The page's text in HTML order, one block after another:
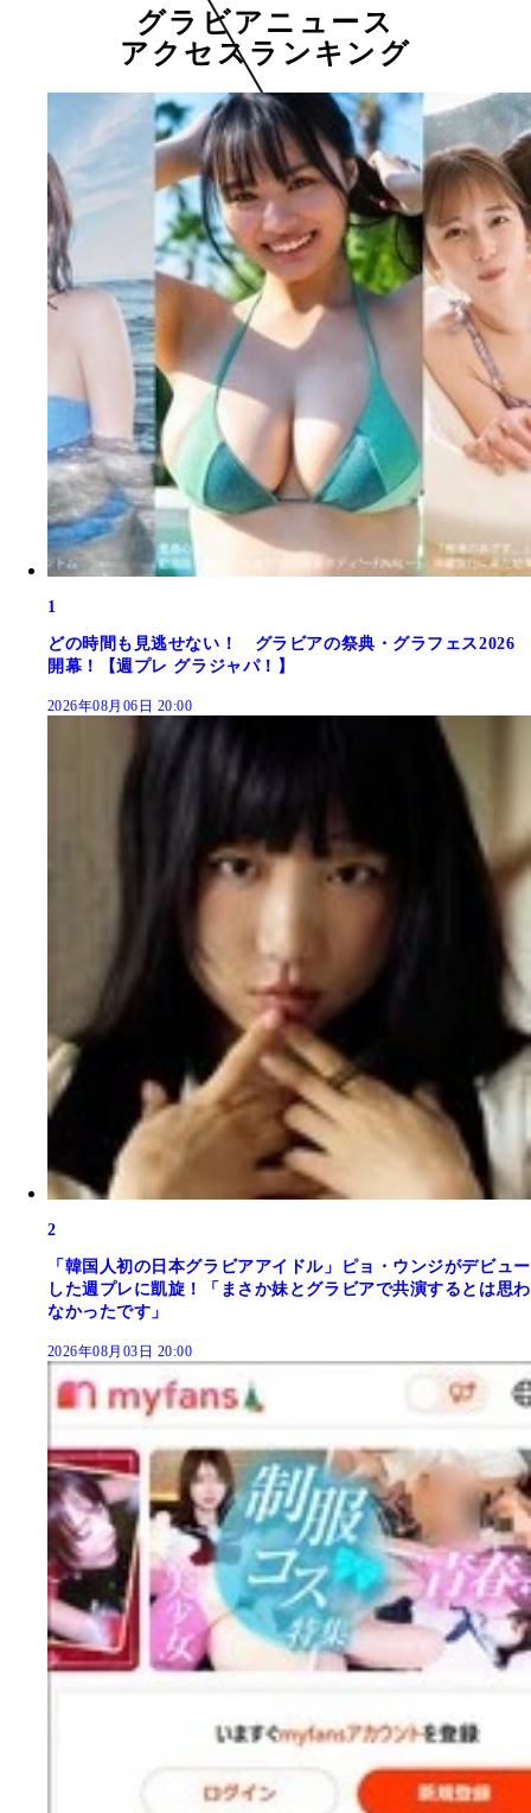
グラビアニュース
アクセスランキング
1
どの時間も見逃せない！ グラビアの祭典・グラフェス2026
開幕！【週プレ グラジャパ！】
2026年08月06日 20:00
2
「韓国人初の日本グラビアアイドル」ピョ・ウンジがデビュー
した週プレに凱旋！「まさか妹とグラビアで共演するとは思わ
なかったです」
2026年08月03日 20:00